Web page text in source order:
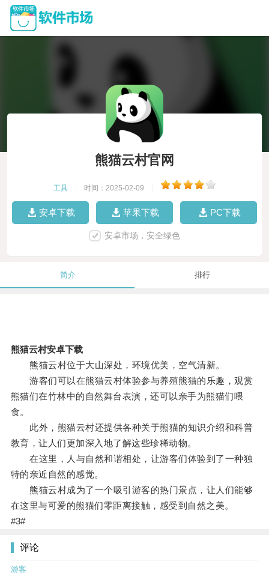
熊猫云村官网
工具 时间：2025-02-09
安卓下载 苹果下载 PC下载
安卓市场，安全绿色
简介 排行
熊猫云村安卓下载
熊猫云村位于大山深处，环境优美，空气清新。
游客们可以在熊猫云村体验参与养殖熊猫的乐趣，观赏
熊猫们在竹林中的自然舞台表演，还可以亲手为熊猫们喂
食。
此外，熊猫云村还提供各种关于熊猫的知识介绍和科普
教育，让人们更加深入地了解这些珍稀动物。
在这里，人与自然和谐相处，让游客们体验到了一种独
特的亲近自然的感觉。
熊猫云村成为了一个吸引游客的热门景点，让人们能够
在这里与可爱的熊猫们零距离接触，感受到自然之美。
#3#
评论
游客